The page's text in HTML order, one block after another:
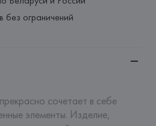
без ограничений
сочетает в себе
элементы. Изделие,